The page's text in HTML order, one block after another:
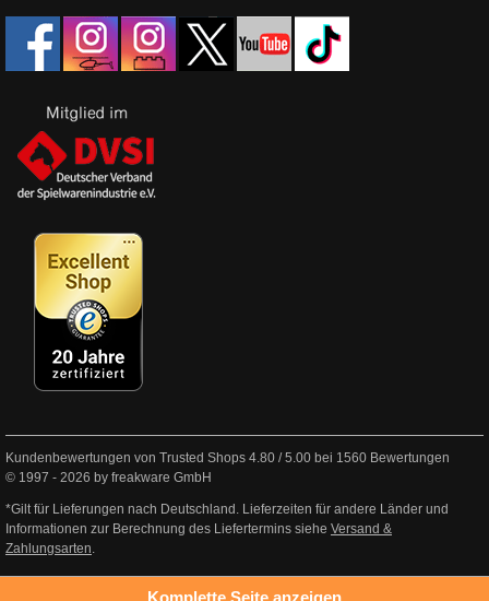
Kundenbewertungen von Trusted Shops 4.80 /5.00 bei 1560 Bewertungen
© 1997 - 2026 by freakware GmbH
*Gilt für Lieferungen nach Deutschland. Lieferzeiten für andere Länder und
Informationen zur Berechnung des Liefertermins siehe Versand &
Zahlungsarten.